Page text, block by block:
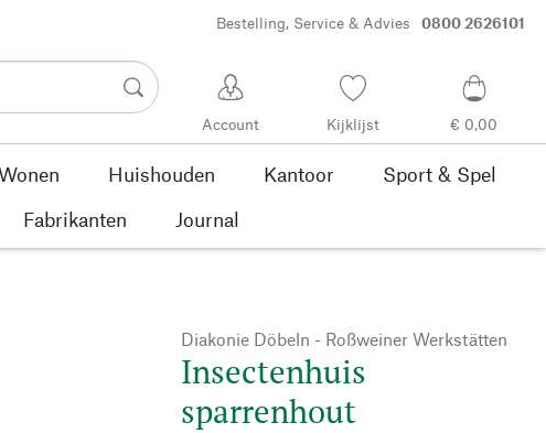
Bestelling, Service & Advies 0800 2626101
Account Kijklijst € 0,00
Huishouden Kantoor
Sport & Spel
Fabrikanten Journal
Diakonie Döbeln - Roßweiner Werkstätten
Insectenhuis
sparrenhout